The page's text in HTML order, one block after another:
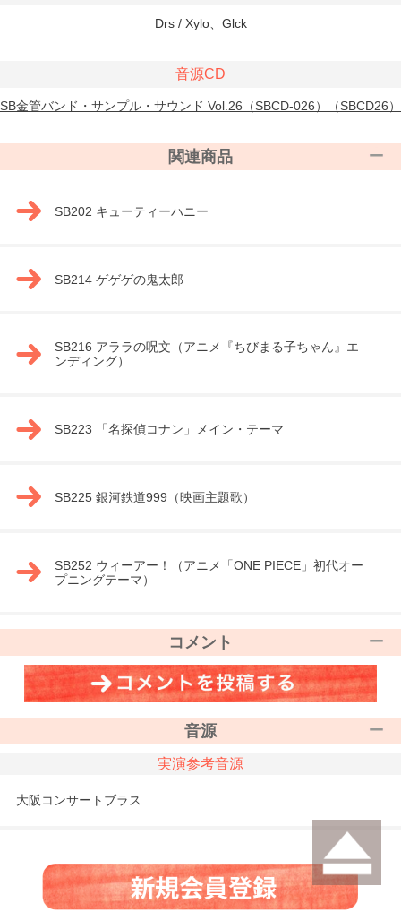
Drs / Xylo、Glck
音源CD
SB金管バンド・サンプル・サウンド Vol.26（SBCD-026）（SBCD26）
関連商品
SB202 キューティーハニー
SB214 ゲゲゲの鬼太郎
SB216 アララの呪文（アニメ『ちびまる子ちゃん』エ
ンディング）
SB223 「名探偵コナン」メイン・テーマ
SB225 銀河鉄道999（映画主題歌）
SB252 ウィーアー！（アニメ「ONE PIECE」初代オー
プニングテーマ）
コメント
音源
実演参考音源
大阪コンサートブラス